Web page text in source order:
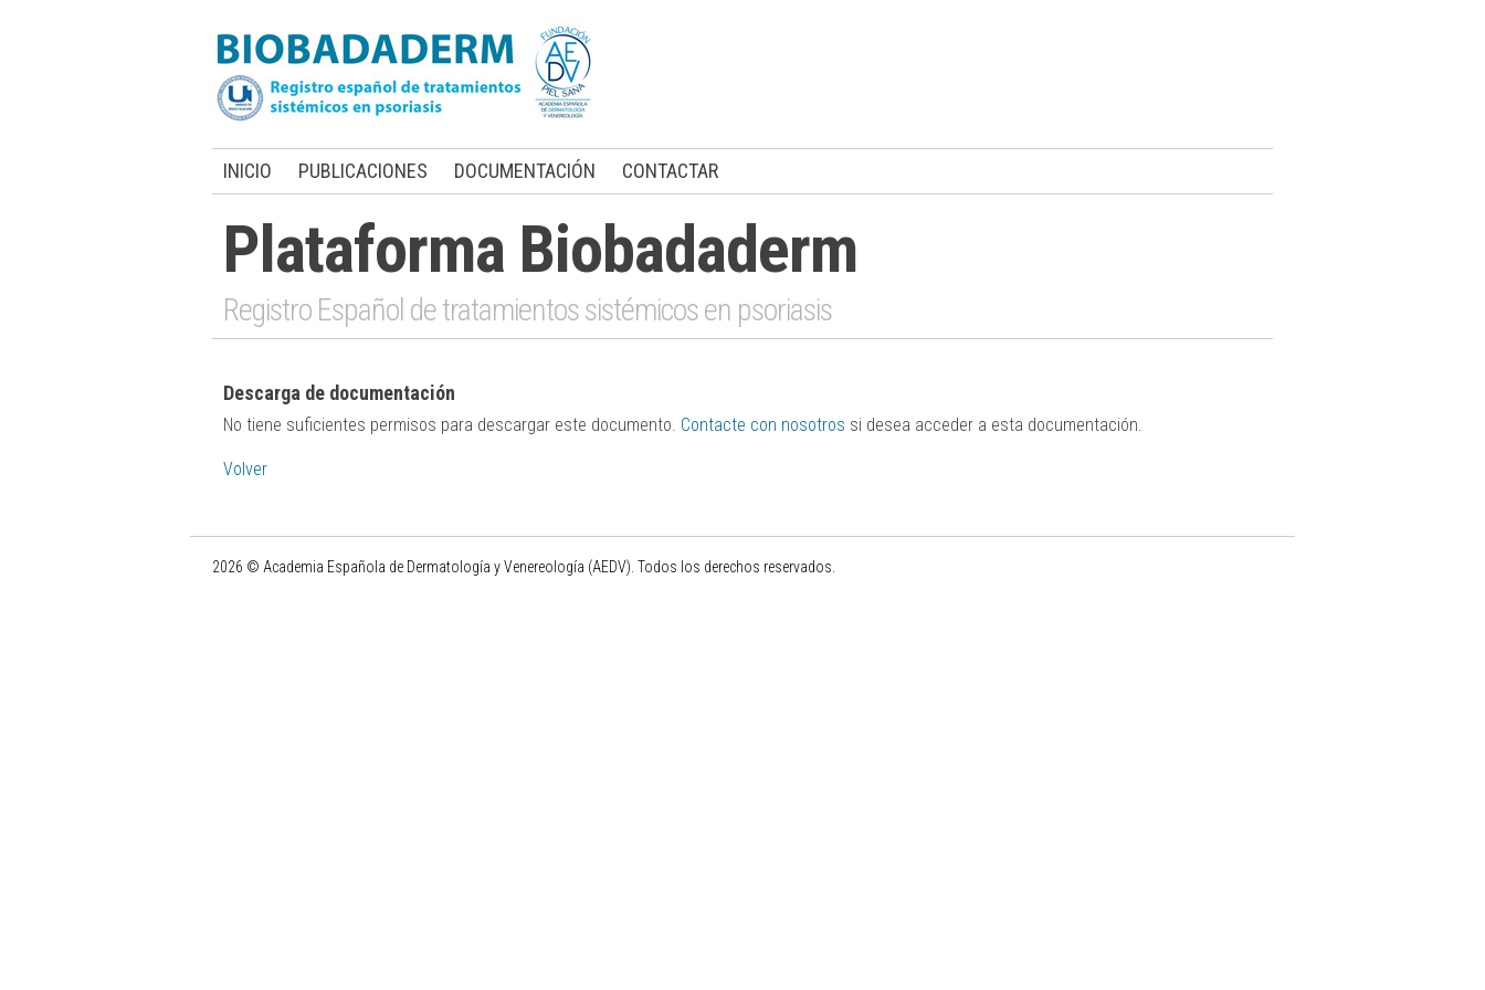
INICIO PUBLICACIONES DOCUMENTACIÓN CONTACTAR
Plataforma Biobadaderm
Registro Español de tratamientos sistémicos en psoriasis
Descarga de documentación
No tiene suficientes permisos para descargar este documento. Contacte con nosotros si desea acceder a esta documentación.
Volver
2026 © Academia Española de Dermatología y Venereología (AEDV). Todos los derechos reservados.